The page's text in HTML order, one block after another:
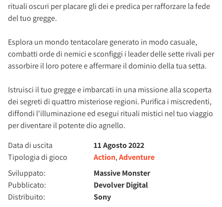
rituali oscuri per placare gli dei e predica per rafforzare la fede
del tuo gregge.
Esplora un mondo tentacolare generato in modo casuale,
combatti orde di nemici e sconfiggi i leader delle sette rivali per
assorbire il loro potere e affermare il dominio della tua setta.
Istruisci il tuo gregge e imbarcati in una missione alla scoperta
dei segreti di quattro misteriose regioni. Purifica i miscredenti,
diffondi l'illuminazione ed esegui rituali mistici nel tuo viaggio
per diventare il potente dio agnello.
Data di uscita
11 Agosto 2022
Tipologia di gioco
Action,Adventure
Sviluppato:
Massive Monster
Pubblicato:
Devolver Digital
Distribuito:
Sony